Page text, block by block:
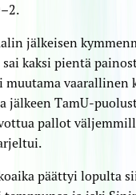
jälkeisen
kaksi pientä
vaarallinen
jälkeen TamU-
pallot
päättyi lopulta